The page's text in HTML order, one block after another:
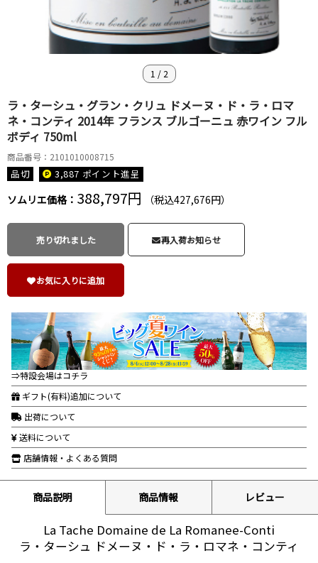
1 / 2
ラ・ターシュ・グラン・クリュ ドメーヌ・ド・ラ・ロマ
ネ・コンティ 2014年 フランス ブルゴーニュ 赤ワイン フル
ボディ 750ml
商品番号：2101010008715
品切 3,887 ポイント進呈
ソムリエ価格： 388,797円 （税込427,676円）
売り切れました 再入荷お知らせ
お気に入りに追加
⇒特設会場はコチラ
ギフト(有料)追加について
出荷について
送料について
店舗情報・よくある質問
商品説明 商品情報 レビュー
La Tache Domaine de La Romanee-Conti
ラ・ターシュ ドメーヌ・ド・ラ・ロマネ・コンティ